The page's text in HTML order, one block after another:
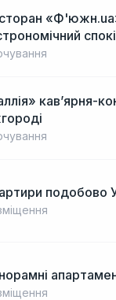
локальна
кав’ярня-
подобово